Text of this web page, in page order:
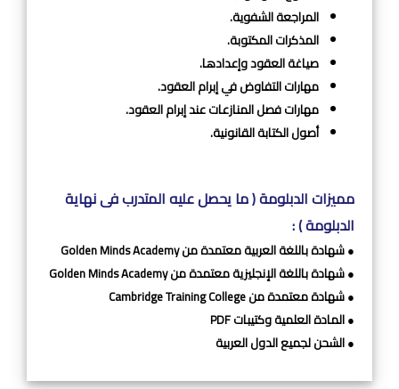
المراجعة الشفوية.
المذكرات المكتوبة.
صياغة العقود وإعدادها.
مهارات التفاوض في إبرام العقود.
مهارات فصل المنازعات عند إبرام العقود.
أصول الكتابة القانونية.
مميزات الدبلومة ( ما يحصل عليه المتدرب فى نهاية
الدبلومة ) :
● شهادة باللغة العربية معتمدة من Golden Minds Academy
● شهادة باللغة الإنجليزية معتمدة من Golden Minds Academy
● شهادة معتمدة من Cambridge Training College
● المادة العلمية وكتيبات PDF
● الشحن لجميع الدول العربية